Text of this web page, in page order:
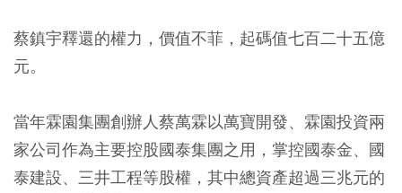
蔡鎮宇釋還的權力，價值不菲，起碼值七百二十五億
元。
當年霖園集團創辦人蔡萬霖以萬寶開發、霖園投資兩
家公司作為主要控股國泰集團之用，掌控國泰金、國
泰建設、三井工程等股權，其中總資產超過三兆元的